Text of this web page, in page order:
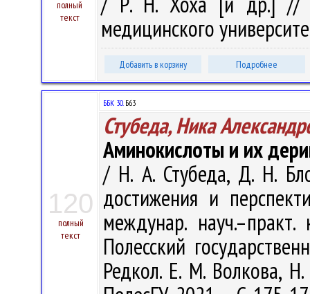
полный
текст
медицинского
Добавить в корзину Подробнее
120
полный
текст
ББК 30.Б63
Стубеда, Ника
Аминокислоты и их
/ Н. А. Стубеда, Д. Н.
достижения и
междунар.
Полесский
Редкол. Е. М. Волкова,